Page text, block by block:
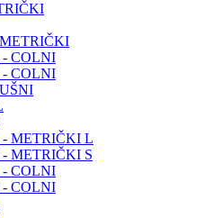
COLNI
COLNI
METRIČKI L
METRIČKI S
COLNI
COLNI